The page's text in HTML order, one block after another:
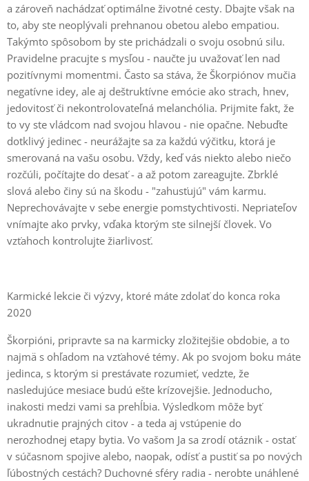
a zároveň nachádzať optimálne životné cesty. Dbajte však na
to, aby ste neoplývali prehnanou obetou alebo empatiou.
Takýmto spôsobom by ste prichádzali o svoju osobnú silu.
Pravidelne pracujte s mysľou - naučte ju uvažovať len nad
pozitívnymi momentmi. Často sa stáva, že Škorpiónov mučia
negatívne idey, ale aj deštruktívne emócie ako strach, hnev,
jedovitosť či nekontrolovateľná melanchólia. Prijmite fakt, že
to vy ste vládcom nad svojou hlavou - nie opačne. Nebuďte
dotklivý jedinec - neurážajte sa za každú výčitku, ktorá je
smerovaná na vašu osobu. Vždy, keď vás niekto alebo niečo
rozčúli, počítajte do desať - a až potom zareagujte. Zbrklé
slová alebo činy sú na škodu - "zahusťujú" vám karmu.
Neprechovávajte v sebe energie pomstychtivosti. Nepriateľov
vnímajte ako prvky, vďaka ktorým ste silnejší človek. Vo
vzťahoch kontrolujte žiarlivosť.
Karmické lekcie či výzvy, ktoré máte zdolať do konca roka
2020
Škorpióni, pripravte sa na karmicky zložitejšie obdobie, a to
najmä s ohľadom na vzťahové témy. Ak po svojom boku máte
jedinca, s ktorým si prestávate rozumieť, vedzte, že
nasledujúce mesiace budú ešte krízovejšie. Jednoducho,
inakosti medzi vami sa prehĺbia. Výsledkom môže byť
ukradnutie prajných citov - a teda aj vstúpenie do
nerozhodnej etapy bytia. Vo vašom Ja sa zrodí otáznik - ostať
v súčasnom spojive alebo, naopak, odísť a pustiť sa po nových
ľúbostných cestách? Duchovné sféry radia - nerobte unáhlené